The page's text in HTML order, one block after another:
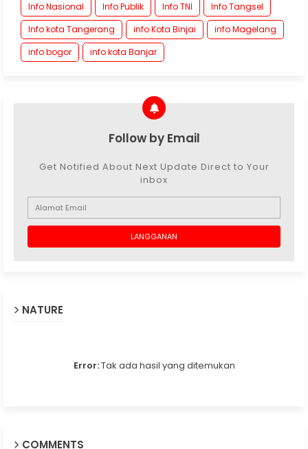
Info Nasional
Info Publik Info TNI
Info Tangsel
Info kota Tangerang
info Kota Binjai
info Magelang
info bogor
info kota Banjar
Follow by Email
Get Notified About Next Update Direct to Your
inbox
NATURE
Error:Tak ada hasil yang ditemukan
COMMENTS